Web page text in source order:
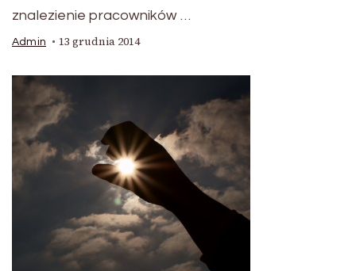
znalezienie pracowników …
Admin 13 grudnia 2014